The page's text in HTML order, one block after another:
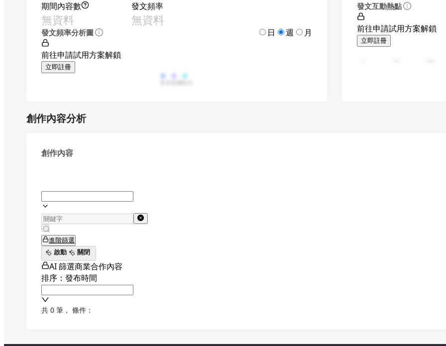
期間內容數
無資料
發文頻率
無資料
發文頻率分析圖 日 週 月
前往申請試用方案解鎖
立即註冊
發文互動熱點
前往申請試用方案解鎖
立即註冊
創作內容分析
創作內容
進階篩選
啟動
關閉
AI 篩選商業合作內容
排序：發布時間
共 0 筆 ， 條件：